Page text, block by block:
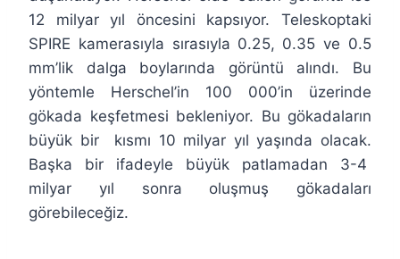
12 milyar yıl öncesini kapsıyor. Teleskoptaki
SPIRE kamerasıyla sırasıyla 0.25, 0.35 ve 0.5
mm’lik dalga boylarında görüntü alındı. Bu
yöntemle Herschel’in 100 000’in üzerinde
gökada keşfetmesi bekleniyor. Bu gökadaların
büyük bir kısmı 10 milyar yıl yaşında olacak.
Başka bir ifadeyle büyük patlamadan 3-4
milyar yıl sonra oluşmuş gökadaları
görebileceğiz.